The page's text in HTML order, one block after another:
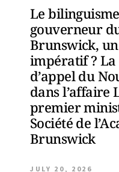
Le
gouverneur
Brunswick,
impératif ? La
d’appel du
dans l’affaire
premier
Société de
Brunswick
JULY 20, 2026